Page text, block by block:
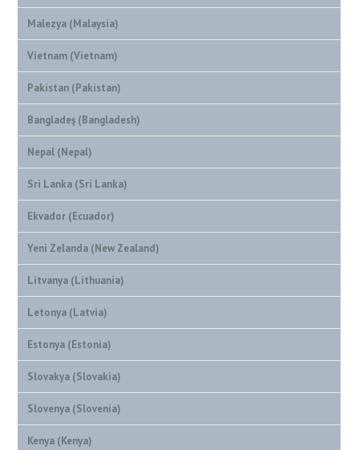
Malezya (Malaysia)
Vietnam (Vietnam)
Pakistan (Pakistan)
Bangladeş (Bangladesh)
Nepal (Nepal)
Sri Lanka (Sri Lanka)
Ekvador (Ecuador)
Yeni Zelanda (New Zealand)
Litvanya (Lithuania)
Letonya (Latvia)
Estonya (Estonia)
Slovakya (Slovakia)
Slovenya (Slovenia)
Kenya (Kenya)